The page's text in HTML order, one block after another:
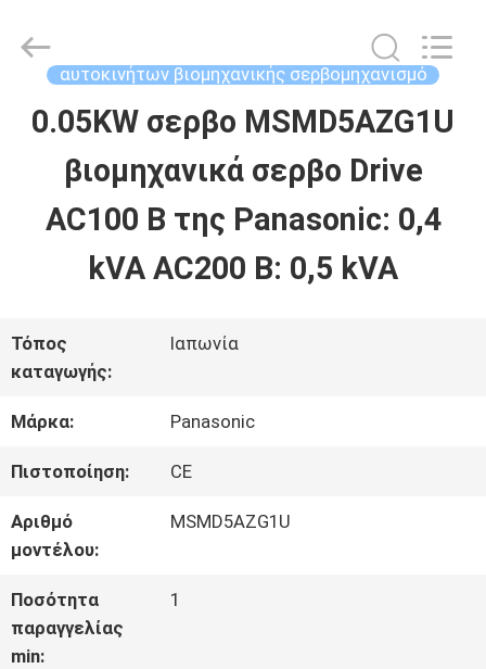
ΑΡΧΙΚΉ
ΣΕΛΊΔΑ
ΠΡΟΪΌΝΤΑ
ΒΊΝΤΕΟ
ΣΧΕΤΙΚΆ
ΜΕ
ΕΜΆΣ
ΓΎΡΟΣ
ΕΡΓΟΣΤΑΣΊΩΝ
Wisdomlong
Technology
Rights
αυτοκινήτων βιομηχανικής σερβομηχανισμό
0.05KW σερβο MSMD5AZG1U
βιομηχανικά σερβο Drive
AC100 Β της Panasonic: 0,4
kVA AC200 Β: 0,5 kVA
Τόπος
καταγωγής:
Ιαπωνία
Μάρκα: Panasonic
Πιστοποίηση: CE
Αριθμό
μοντέλου:
MSMD5AZG1U
Ποσότητα
παραγγελίας
min:
1